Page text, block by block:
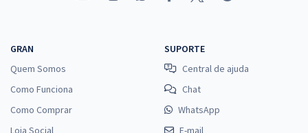
GRAN
Quem Somos
Como Funciona
Como Comprar
Loja Social
SUPORTE
Central de ajuda
Chat
WhatsApp
E-mail